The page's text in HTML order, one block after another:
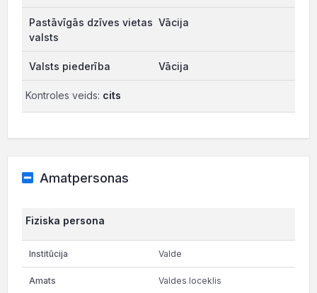
Vācija
Vācija
Kontroles veids: cits
Amatpersonas
Fiziska persona
Valde
Valdes loceklis